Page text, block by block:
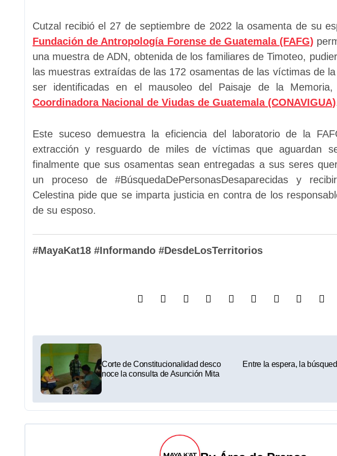
Cutzal recibió el 27 de septiembre de 2022 la osamenta de su
Fundación de Antropología Forense de Guatemala (FAFG)
una muestra de ADN, obtenida de los familiares de Timoteo,
las muestras extraídas de las 172 osamentas de las víctimas de
ser identificadas en el mausoleo del Paisaje de la
Coordinadora Nacional de Viudas de Guatemala (CONAVIGUA)
Este suceso demuestra la eficiencia del laboratorio de la
extracción y resguardo de miles de víctimas que aguardan
finalmente que sus osamentas sean entregadas a sus seres
un proceso de #BúsquedaDePersonasDesaparecidas y
Celestina pide que se imparta justicia en contra de los
de su esposo.
#MayaKat18 #Informando #DesdeLosTerritorios
N
v
e
g
Corte de Constitucionalidad desco
noce la consulta de Asunción Mita
Entre la espera, la